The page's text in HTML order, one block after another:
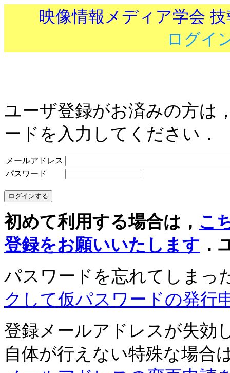
映像情報メディア学会
ログイ
ユーザ登録がお済みの方は
ードを入力してください．
メールアドレス
パスワード
初めて利用する場合は， こ
登録をお願いいたします ．
パスワードを忘れてしまっ
クして仮パスワードの発行
登録メールアドレスが失効
自体が行えない特殊な場合